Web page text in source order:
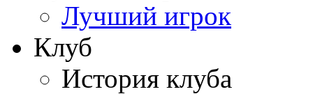
Лучший игрок
Клуб
История клуба